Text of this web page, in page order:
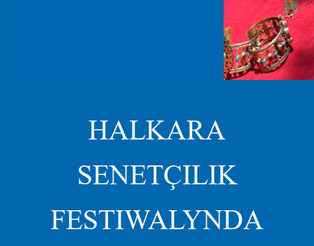
HALKARA
SENETÇILIK
FESTIWALYNDA